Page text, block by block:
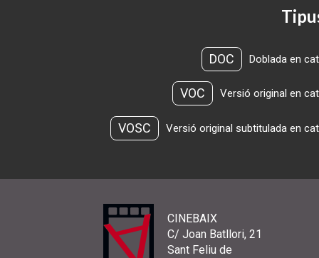
DOC Doblada en
VOC Versió original en
VOSC Versió original subtitulada en
CINEBAIX
C/ Joan Batllori, 21
Sant Feliu de